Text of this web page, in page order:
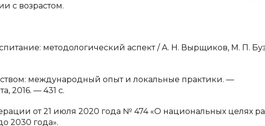
с возрастом.
методологический аспект / А. Н. Вырщиков, М. П.
международный опыт и локальные практики. —
2016. — 431 с.
от 21 июля 2020 года № 474 «О национальных целях
2030 года».